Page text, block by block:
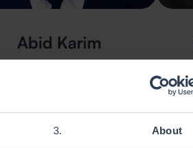
About
Abid Karim